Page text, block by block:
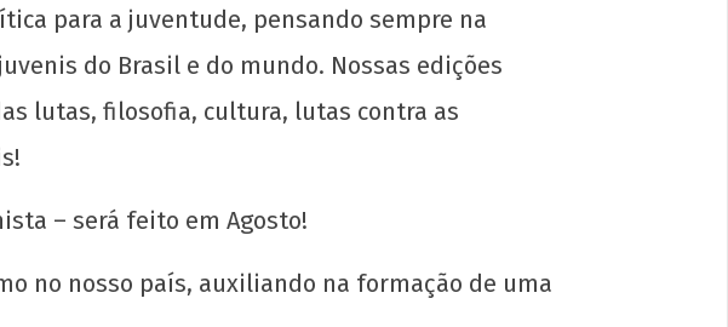
Graduação e militância
14
abril
admin
para a juventude, pensando sempre na
do Brasil e do mundo. Nossas edições
lutas, filosofia, cultura, lutas contra as
– será feito em Agosto!
no nosso país, auxiliando na formação de uma